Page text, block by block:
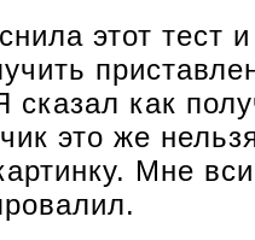
этот тест
сказал как
это же
Мне